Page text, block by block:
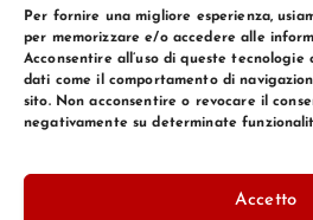
Per fornire una migliore esperienza,
per memorizzare e/o accedere alle
Acconsentire all’uso di queste
dati come il comportamento di
sito. Non acconsentire o revocare il
negativamente su determinate
Accetto